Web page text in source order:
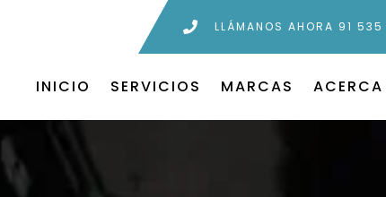
LLÁMANOS AHORA 91
INICIO SERVICIOS MARCAS ACERCA